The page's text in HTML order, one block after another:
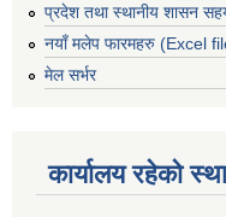
प्रदेश तथा स्थानीय शासन
नयाँ मलेप फारमहरु (Excel
मेल सर्भर
कार्यालय रहेको